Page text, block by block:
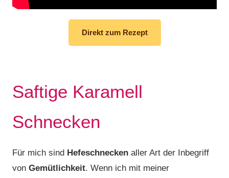
Direkt zum Rezept
Saftige Karamell
Schnecken
Für mich sind Hefeschnecken aller Art der Inbegriff
von Gemütlichkeit. Wenn ich mit meiner